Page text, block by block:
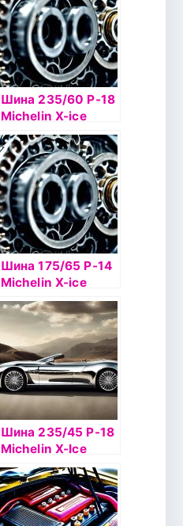
Шина 235/60 Р-18
Michelin X-ice
North 2 107T шип
Шина 175/65 Р-14
Michelin X-ice
North 2 86Т б/к
шип
Шина 235/45 Р-18
Michelin X-Ice
North 4 98T шип